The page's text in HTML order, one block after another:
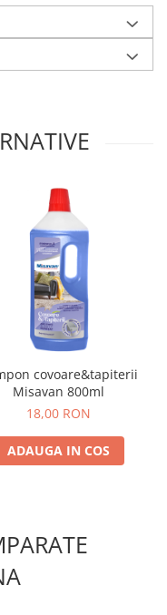
covoare&tapiterii
Misavan 800ml
18,00 RON
ADAUGA IN COS